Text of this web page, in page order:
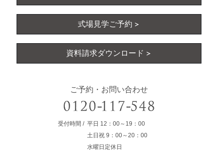
式場見学ご予約
資料請求ダウンロード
ご予約・お問い合わせ
受付時間 平日 12：00～19：00
土日祝 9：00～20：00
水曜日定休日